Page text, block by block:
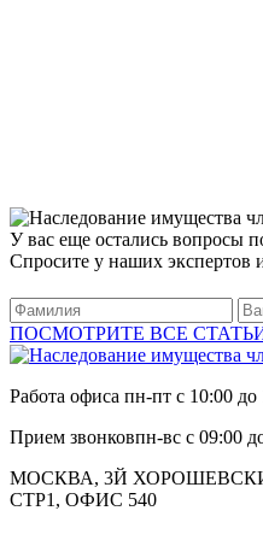
У вас еще остались вопросы
Спросите у наших экспертов
ПОСМОТРИТЕ ВСЕ
Работа офиса пн-пт с 10:00 до
Прием звонковпн-вс с 09:00
МОСКВА, 3Й
СТР1, ОФИС 540